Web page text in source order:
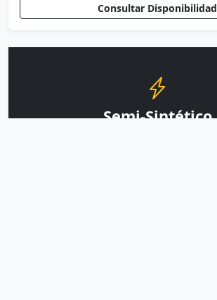
Consultar Disponibilidad
Semi-Sintético